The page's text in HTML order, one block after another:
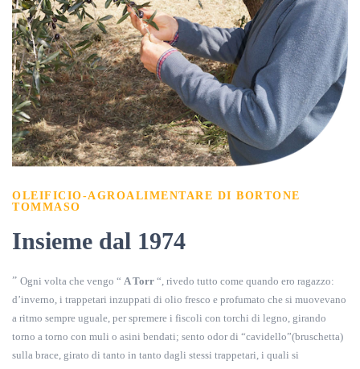
OLEIFICIO-AGROALIMENTARE DI BORTONE
TOMMASO​
Insieme dal 1974
” Ogni volta che vengo “ A Torr “, rivedo tutto come quando ero ragazzo:
d’inverno, i trappetari inzuppati di olio fresco e profumato che si muovevano
a ritmo sempre uguale, per spremere i fiscoli con torchi di legno, girando
torno a torno con muli o asini bendati; sento odor di “cavidello”(bruschetta)
sulla brace, girato di tanto in tanto dagli stessi trappetari, i quali si